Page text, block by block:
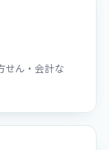
せん・会計な